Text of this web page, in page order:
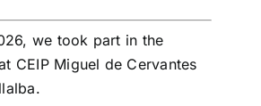
we took part in the
CEIP Miguel de Cervantes